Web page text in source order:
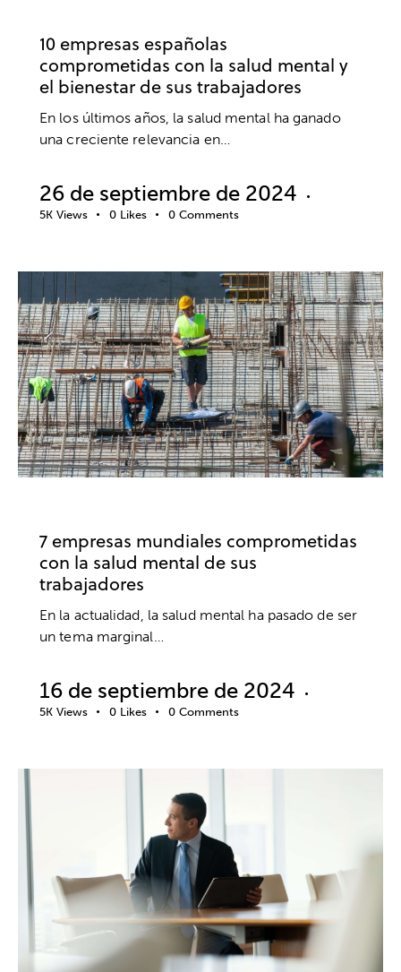
10 empresas españolas
comprometidas con la salud mental y
el bienestar de sus trabajadores
En los últimos años, la salud mental ha ganado
una creciente relevancia en…
26 de septiembre de 2024
5K Views 0 Likes 0 Comments
7 empresas mundiales comprometidas
con la salud mental de sus
trabajadores
En la actualidad, la salud mental ha pasado de ser
un tema marginal…
16 de septiembre de 2024
5K Views 0 Likes 0 Comments